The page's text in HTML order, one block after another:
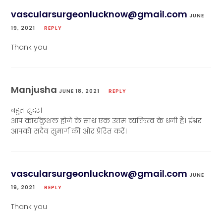
vascularsurgeonlucknow@gmail.com JUNE
19, 2021
REPLY
Thank you
ManjushaJUNE 18, 2021 REPLY
बहुत सुंदर।
आप कार्यकुशल होने के साथ एक उत्तम व्यक्तित्व के धनी हैं। ईश्वर
आपको सदैव सुमार्ग की ओर प्रेरित करें।
vascularsurgeonlucknow@gmail.com JUNE
19, 2021
REPLY
Thank you